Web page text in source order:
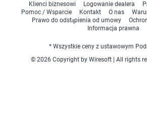
Klienci biznesowi Logowanie dealera
Pomoc / Wsparcie
Kontakt O nas
Prawo do odstąpienia od umowy
Informacja prawna
* Wszystkie ceny z ustawowym
© 2026 Copyright by Wiresoft | All rights